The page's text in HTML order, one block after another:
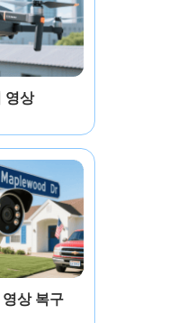
영상
상 복구